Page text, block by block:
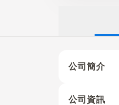
公司簡介
公司資訊